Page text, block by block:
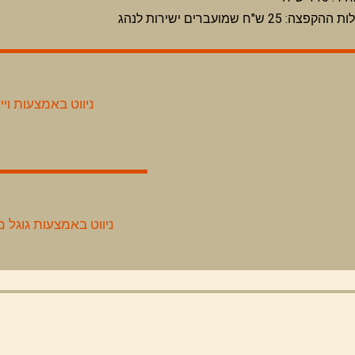
ההקפצה: 25 ש"ח שמועברים ישירות לנהג
ניווט באמצעות
ניווט באמצעות גוגל